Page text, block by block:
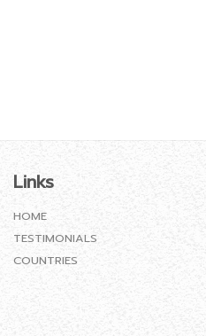
Links
HOME
TESTIMONIALS
COUNTRIES